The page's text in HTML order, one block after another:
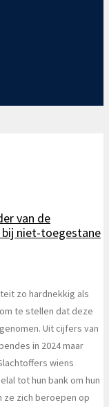
van de
niet-toegestane
zo hardnekkig als
te stellen dat deze
Uit cijfers van
in 2024 maar
wiens
tot hun bank om hun
ze zich beroepen op